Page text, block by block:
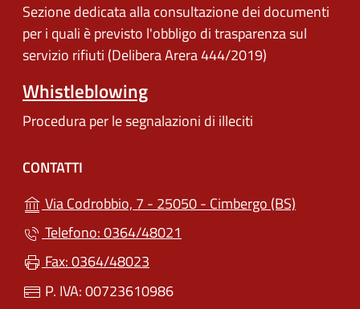
Sezione dedicata alla consultazione dei documenti
per i quali è previsto l'obbligo di trasparenza sul
servizio rifiuti (Delibera Arera 444/2019)
Whistleblowing
Procedura per le segnalazioni di illeciti
CONTATTI
Via Codrobbio, 7 - 25050 - Cimbergo (BS)
Telefono: 0364/48021
Fax: 0364/48023
P. IVA: 00723610986